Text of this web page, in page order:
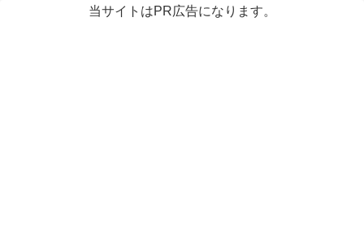
当サイトはPR広告になります。